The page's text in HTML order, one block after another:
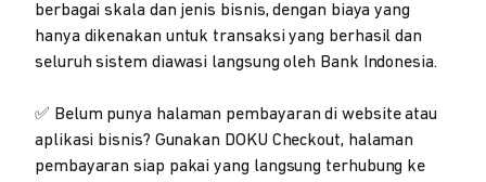
berbagai skala dan jenis bisnis, dengan biaya yang
hanya dikenakan untuk transaksi yang berhasil dan
seluruh sistem diawasi langsung oleh Bank Indonesia.
✅ Belum punya halaman pembayaran di website atau
aplikasi bisnis? Gunakan DOKU Checkout, halaman
pembayaran siap pakai yang langsung terhubung ke